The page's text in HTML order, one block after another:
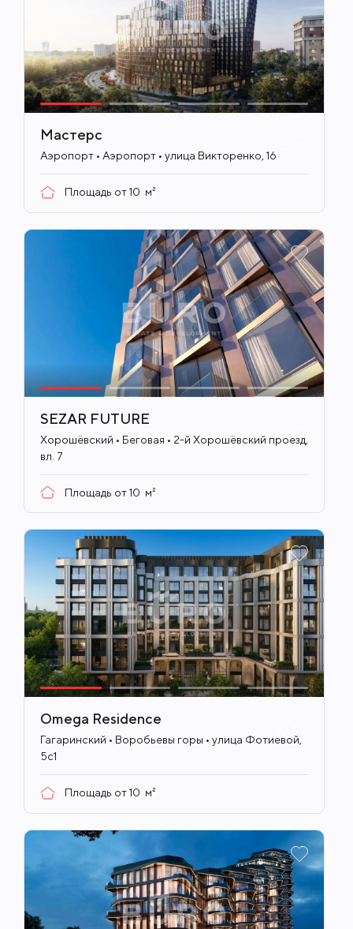
Мастерс
Аэропорт • Аэропорт • улица Викторенко, 16
Площадь от10 м²
SEZAR FUTURE
Хорошёвский • Беговая • 2-й Хорошёвский проезд,
вл. 7
Площадь от10 м²
Omega Residence
Гагаринский • Воробьевы горы • улица Фотиевой,
5с1
Площадь от10 м²